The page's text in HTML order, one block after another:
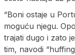
“Boni ostaje u
moguću njegu.
trajati dugo i zato
tim, navodi